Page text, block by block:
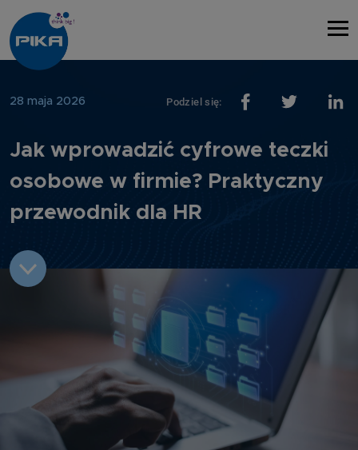
28 maja 2026 Podziel się:
Jak wprowadzić cyfrowe teczki
osobowe w firmie? Praktyczny
przewodnik dla HR